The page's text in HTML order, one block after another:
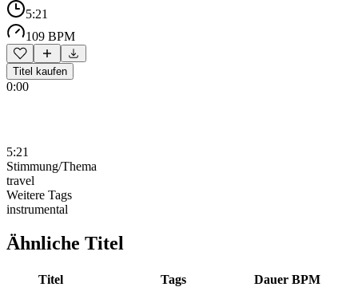
5:21
109 BPM
Titel kaufen
0:00
5:21
Stimmung/Thema
travel
Weitere Tags
instrumental
Ähnliche Titel
Titel Tags Dauer BPM